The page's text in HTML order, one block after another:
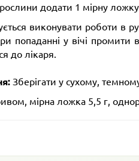
додати 1 мірну ложку
виконувати роботи в
попаданні у вічі
до лікаря.
Зберігати у сухому,
мірна ложка 5,5 г,